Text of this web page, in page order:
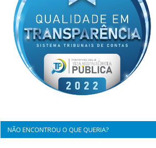
NÃO ENCONTROU O QUE QUERIA?